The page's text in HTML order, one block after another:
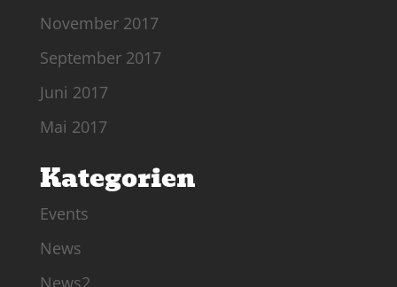
November 2017
September 2017
Juni 2017
Mai 2017
Kategorien
Events
News
News2